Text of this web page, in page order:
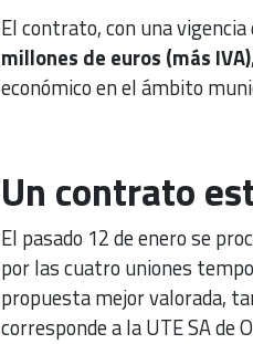
El contrato, con una
millones de euros (más IVA)
económico en el ámbito
Un contrato
El pasado 12 de enero se
por las cuatro uniones
propuesta mejor valorada,
corresponde a la UTE SA de